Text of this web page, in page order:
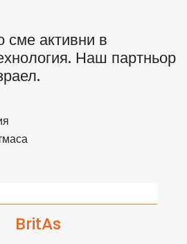
активни в
Наш партньор
BritAs